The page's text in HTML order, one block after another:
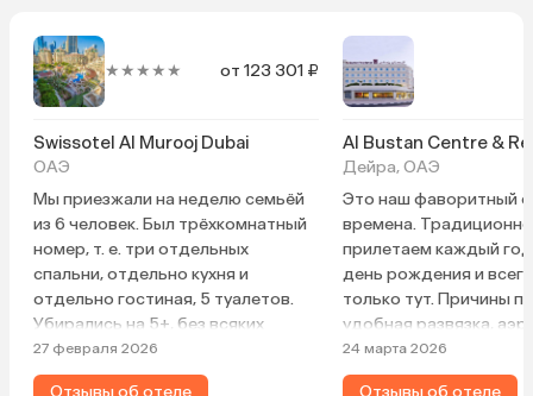
★★★★★ от 123 301 ₽
Swissotel Al Murooj Dubai
ОАЭ
Мы приезжали на неделю семьёй
из 6 человек. Был трёхкомнатный
номер, т. е. три отдельных
спальни, отдельно кухня и
отдельно гостиная, 5 туалетов.
Убирались на 5+, без всяких
напоминаний и просьб ежедневно.
Территория отеля 5+ — и зелень,
27 февраля 2026
Отзывы об отеле
Al Bustan Centre &
Дейра, ОАЭ
Это наш фаворитный
времена.
прилетаем каждый
день рождения и
только тут. Причины
удобная развязка,
шаговой
эмират Шарджа, цены
24 марта 2026
Отзывы об отеле